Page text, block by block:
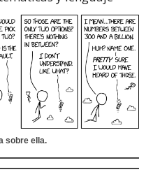
sobre ella.